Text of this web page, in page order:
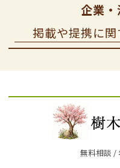
企業
掲載や提携に
無料相談 /